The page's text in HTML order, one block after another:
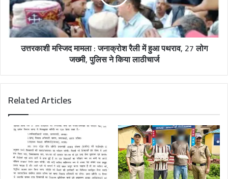
उत्तरकाशी मस्जिद मामला : जनाक्रोश रैली में हुआ पथराव, 27 लोग
जख्मी, पुलिस ने किया लाठीचार्ज
Related Articles